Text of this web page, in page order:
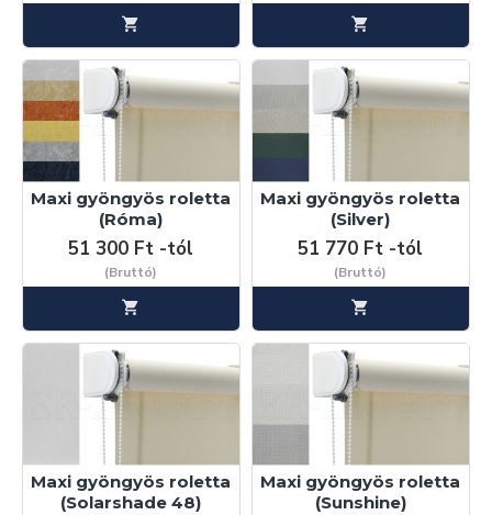
Maxi gyöngyös roletta
(Róma)
51 300 Ft -tól
(Bruttó)
Maxi gyöngyös roletta
(Silver)
51 770 Ft -tól
(Bruttó)
Maxi gyöngyös roletta
(Solarshade 48)
Maxi gyöngyös roletta
(Sunshine)